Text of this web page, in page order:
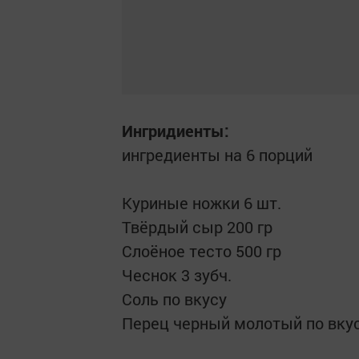
Ингридиенты:
ингредиенты на 6 порций
Куриные ножки 6 шт.
Твёрдый сыр 200 гр
Слоёное тесто 500 гр
Чеснок 3 зубч.
Соль по вкусу
Перец черный молотый по